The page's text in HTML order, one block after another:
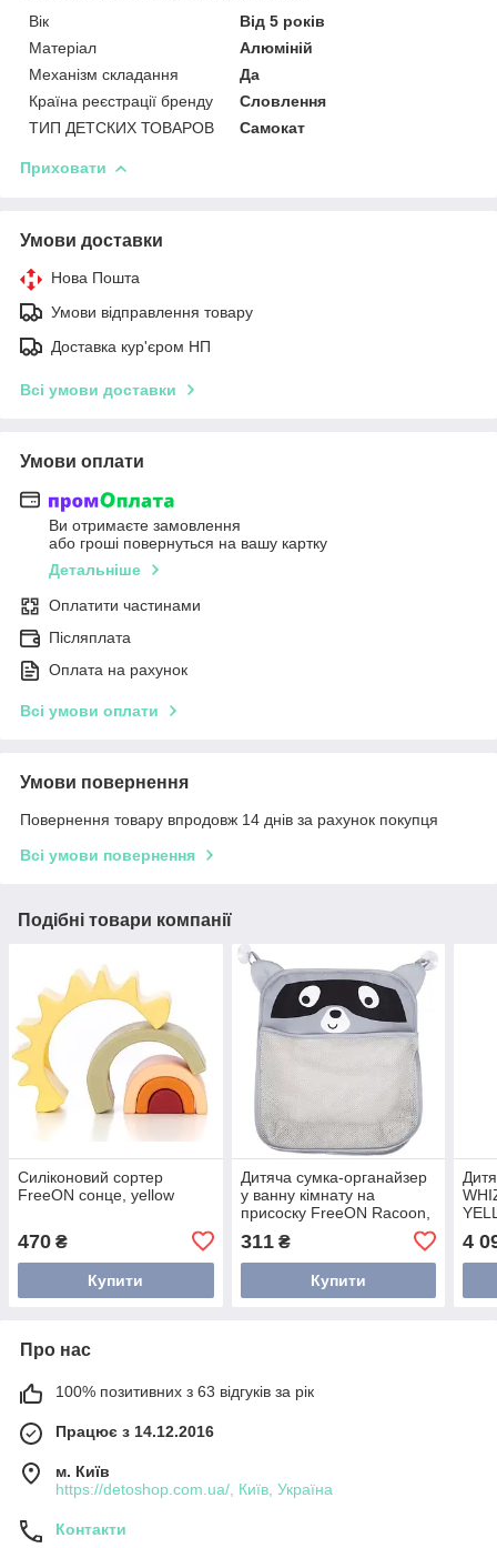
Вік
Від 5 років
Матеріал
Алюміній
Механізм складання
Да
Країна реєстрації бренду
Словлення
ТИП ДЕТСКИХ ТОВАРОВ
Самокат
Приховати
Умови доставки
Нова Пошта
Умови відправлення товару
Доставка кур'єром НП
Всі умови доставки
Умови оплати
Ви отримаєте замовлення
або гроші повернуться на вашу картку
Детальніше
Оплатити частинами
Післяплата
Оплата на рахунок
Всі умови оплати
Умови повернення
Повернення товару впродовж 14 днів за рахунок покупця
Всі умови повернення
Подібні товари компанії
Силіконовий сортер
FreeON сонце, yellow
470 ₴
Купити
Дитяча сумка-органайзер
у ванну кімнату на
присоску FreeON Racoon,
311₴
Купити
4
Про нас
100% позитивних з 63 відгуків за рік
Працює з 14.12.2016
м. Київ
https://detoshop.com.ua/, Київ, Україна
Контакти